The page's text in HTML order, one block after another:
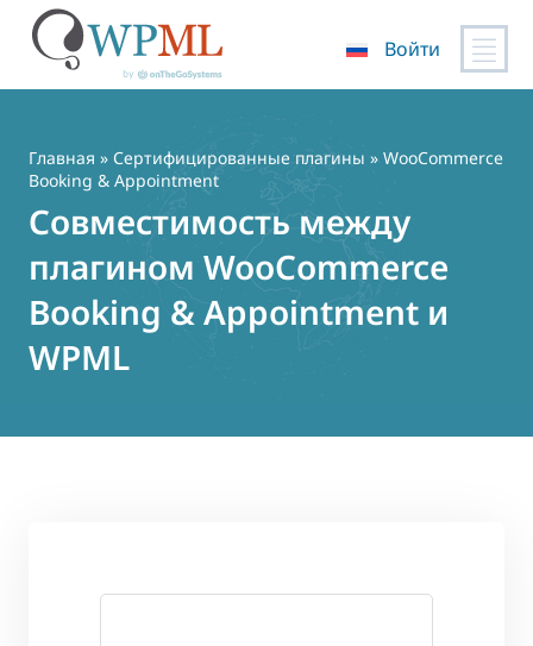
содержимому
Войти
Главная » Сертифицированные плагины » WooCommerce
Booking & Appointment
Совместимость между
плагином WooCommerce
Booking & Appointment и
WPML